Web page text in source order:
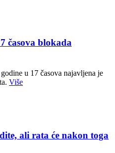
časova blokada
u 17 časova najavljena je
Više
ali rata će nakon toga